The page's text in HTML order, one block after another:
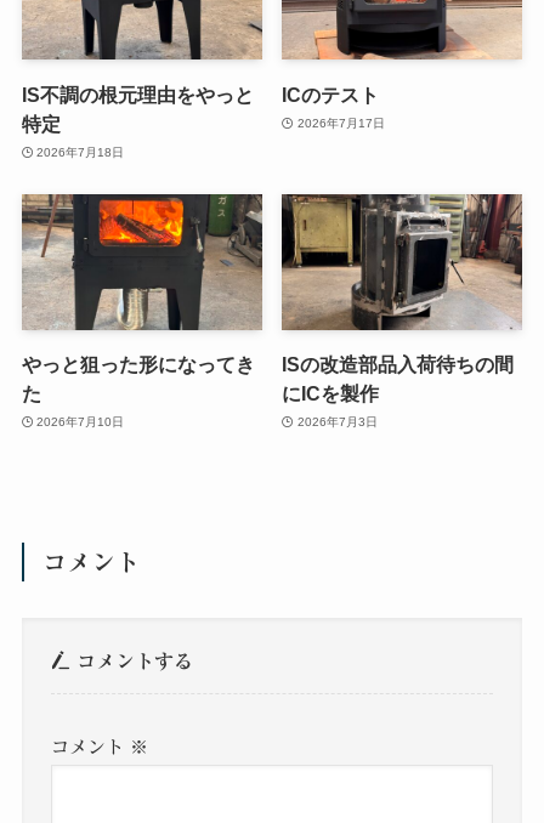
IS不調の根元理由をやっと
特定
2026年7月18日
ICのテスト
2026年7月17日
やっと狙った形になってき
た
2026年7月10日
ISの改造部品入荷待ちの間
にICを製作
2026年7月3日
コメント
コメントする
コメント ※